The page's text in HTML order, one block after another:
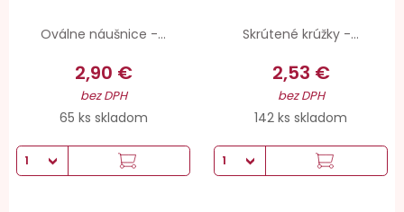
Oválne náušnice -...
2,90 €
bez DPH
65 ks skladom
Skrútené krúžky -...
2,53 €
bez DPH
142 ks skladom